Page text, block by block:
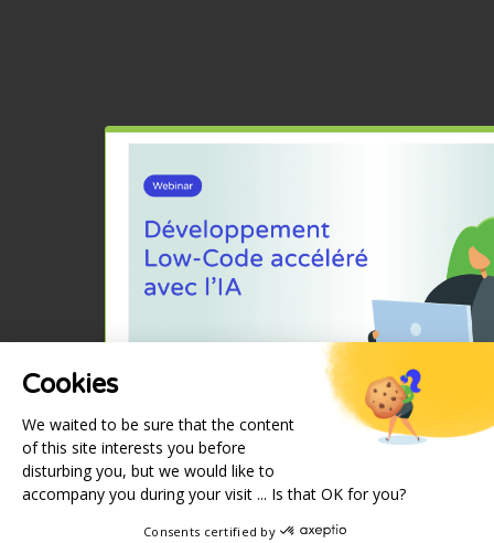
Cookies
We waited to be sure that the content
of this site interests you before
disturbing you, but we would like to
accompany you during your visit ... Is that OK for you?
Consents certified by